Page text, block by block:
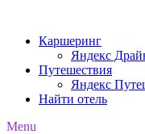
содержимому
Каршеринг
Яндекс
Путешествия
Яндекс
Найти отель
Menu